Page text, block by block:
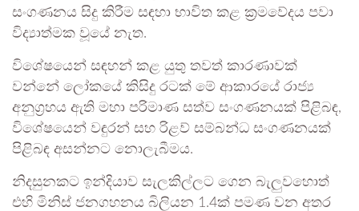
සංගණනය සිදු කිරීම සඳහා භාවිත කළ ක්‍රමවේදය පවා
විද්‍යාත්මක වූයේ නැත.
විශේෂයෙන් සඳහන් කළ යුතු තවත් කාරණාවක්
වන්නේ ලෝකයේ කිසිදු රටක් මේ ආකාරයේ රාජ්‍ය
අනුග්‍රහය ඇති මහා පරිමාණ සත්ව සංගණනයක් පිළිබඳ,
විශේෂයෙන් වඳුරන් සහ රිළව් සම්බන්ධ සංගණනයක්
පිළිබඳ අසන්නට නොලැබීමය.
නිදසුනකට ඉන්දියාව සැලකිල්ලට ගෙන බැලුවහොත්
එහි මිනිස් ජනගහනය බිලියන 1.4ක් පමණ වන අතර